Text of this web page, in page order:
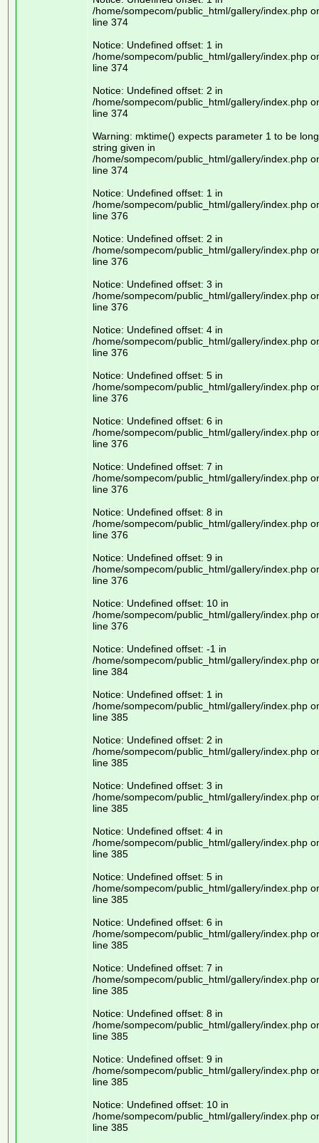
/home/sompecom/public_html/gallery/index.php
line 374
Notice: Undefined offset: 1 in
/home/sompecom/public_html/gallery/index.php
line 374
Notice: Undefined offset: 2 in
/home/sompecom/public_html/gallery/index.php
line 374
Warning: mktime() expects parameter 1 to be
string given in
/home/sompecom/public_html/gallery/index.php
line 374
Notice: Undefined offset: 1 in
/home/sompecom/public_html/gallery/index.php
line 376
Notice: Undefined offset: 2 in
/home/sompecom/public_html/gallery/index.php
line 376
Notice: Undefined offset: 3 in
/home/sompecom/public_html/gallery/index.php
line 376
Notice: Undefined offset: 4 in
/home/sompecom/public_html/gallery/index.php
line 376
Notice: Undefined offset: 5 in
/home/sompecom/public_html/gallery/index.php
line 376
Notice: Undefined offset: 6 in
/home/sompecom/public_html/gallery/index.php
line 376
Notice: Undefined offset: 7 in
/home/sompecom/public_html/gallery/index.php
line 376
Notice: Undefined offset: 8 in
/home/sompecom/public_html/gallery/index.php
line 376
Notice: Undefined offset: 9 in
/home/sompecom/public_html/gallery/index.php
line 376
Notice: Undefined offset: 10 in
/home/sompecom/public_html/gallery/index.php
line 376
Notice: Undefined offset: -1 in
/home/sompecom/public_html/gallery/index.php
line 384
Notice: Undefined offset: 1 in
/home/sompecom/public_html/gallery/index.php
line 385
Notice: Undefined offset: 2 in
/home/sompecom/public_html/gallery/index.php
line 385
Notice: Undefined offset: 3 in
/home/sompecom/public_html/gallery/index.php
line 385
Notice: Undefined offset: 4 in
/home/sompecom/public_html/gallery/index.php
line 385
Notice: Undefined offset: 5 in
/home/sompecom/public_html/gallery/index.php
line 385
Notice: Undefined offset: 6 in
/home/sompecom/public_html/gallery/index.php
line 385
Notice: Undefined offset: 7 in
/home/sompecom/public_html/gallery/index.php
line 385
Notice: Undefined offset: 8 in
/home/sompecom/public_html/gallery/index.php
line 385
Notice: Undefined offset: 9 in
/home/sompecom/public_html/gallery/index.php
line 385
Notice: Undefined offset: 10 in
/home/sompecom/public_html/gallery/index.php
line 385